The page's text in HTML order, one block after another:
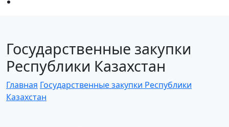
Государственные закупки
Республики Казахстан
Главная Государственные закупки Республики
Казахстан